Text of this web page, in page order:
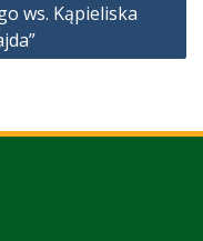
ws. Kąpieliska